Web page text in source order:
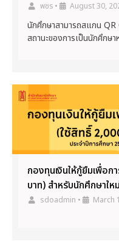
พชร • August 30,
นักศึกษาสามารถสแกน
สถานะของการเป็นนักศึกษ
กองทุนเงินให้กู้ยืมเพื่อ
บาท) สำหรับนักศึกษาใ
sdoadmin • March